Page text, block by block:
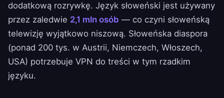
dodatkową rozrywkę. Język słoweński jest używany
przez zaledwie 2,1 mln osób — co czyni słoweńską
telewizję wyjątkowo niszową. Słoweńska diaspora
(ponad 200 tys. w Austrii, Niemczech, Włoszech,
USA) potrzebuje VPN do treści w tym rzadkim
języku.